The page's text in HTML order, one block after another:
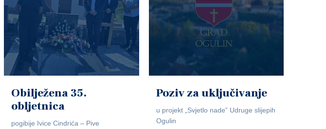
Obilježena 35.
obljetnica
pogibije Ivice Cindrića – Pive
Poziv za uključivanje
u projekt „Svjetlo nade” Udruge slijepih
Ogulin